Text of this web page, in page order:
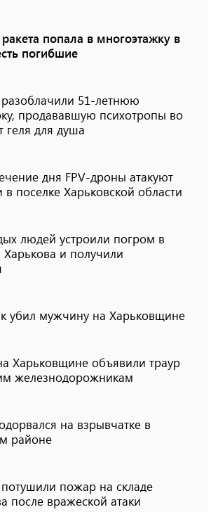
ракета попала в многоэтажку в
погибшие
51-летнюю
продававшую психотропы во
геля для душа
дня FPV-дроны атакуют
поселке Харьковской области
людей устроили погром в
и получили
убил мужчину на Харьковщине
Харьковщине объявили траур
железнодорожникам
на взрывчатке в
районе
пожар на складе
после вражеской атаки